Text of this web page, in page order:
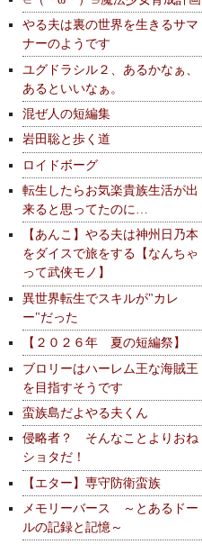
やる夫は裏の世界を生きるサマ
ナーのようです
ユグドラシル２、あるかなぁ、
あるといいなぁ。
混ぜ人の短編集
岩田聡と歩く道
ロイドボーグ
転生したらお気楽貴族生活が出
来ると思ってたのに…
【あんこ】やる夫は神州日乃本
をダイスで旅をする【なんちゃ
って武侠モノ】
異世界転生でスキルが"カレ
ー"だった
【２０２６年 夏の短編祭】
ブロリーはハーレム王な海賊王
を目指すそうです
蛮族島だよやる夫くん
侵略者？ そんなことよりおね
ショタだ！
【エター】専守防衛蛮族
メモリーバース ～とあるドー
ルの記録と記憶～